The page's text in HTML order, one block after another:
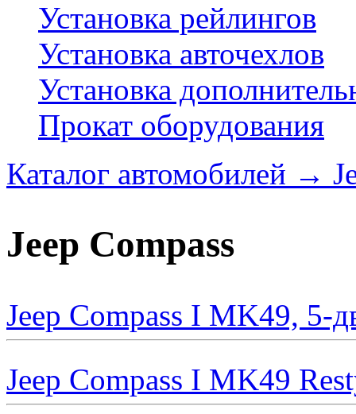
Установка рейлингов
Установка авточехлов
Установка
Прокат оборудования
Каталог автомобилей →
Jeep Compass
Jeep Compass I MK49, 5-
Jeep Compass I MK49